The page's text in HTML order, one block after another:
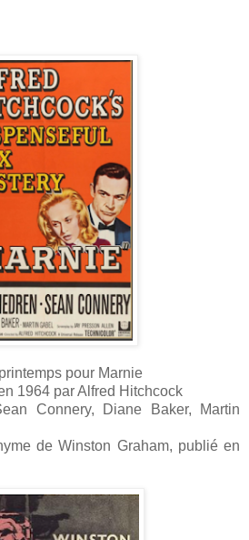
pour Marnie
1964 par Alfred Hitchcock
Connery, Diane Baker, Martin
de Winston Graham, publié en